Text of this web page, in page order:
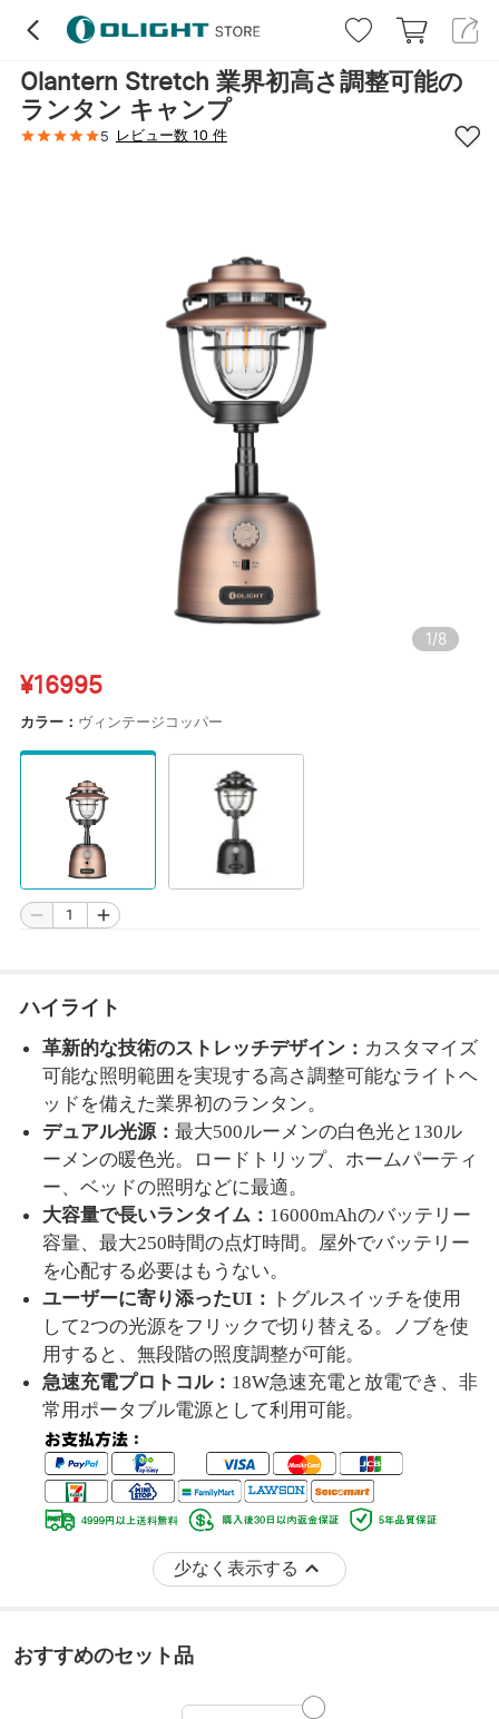
Olantern Stretch 業界初高さ調整可能の
ランタン キャンプ
5 レビュー数 10 件
1/8
¥16995
カラー： ヴィンテージコッパー
ハイライト
革新的な技術のストレッチデザイン： カスタマイズ
可能な照明範囲を実現する高さ調整可能なライトヘ
ッドを備えた業界初のランタン。
デュアル光源： 最大500ルーメンの白色光と130ル
ーメンの暖色光。ロードトリップ、ホームパーティ
ー、ベッドの照明などに最適。
大容量で長いランタイム： 16000mAhのバッテリー
容量、最大250時間の点灯時間。屋外でバッテリー
を心配する必要はもうない。
ユーザーに寄り添ったUI：
トグルスイッチを使用
して2つの光源をフリックで切り替える。ノブを使
用すると、無段階の照度調整が可能。
急速充電プロトコル： 18W急速充電と放電でき、 非
常用ポータブル電源として利用可能。
少なく表示する
おすすめのセット品